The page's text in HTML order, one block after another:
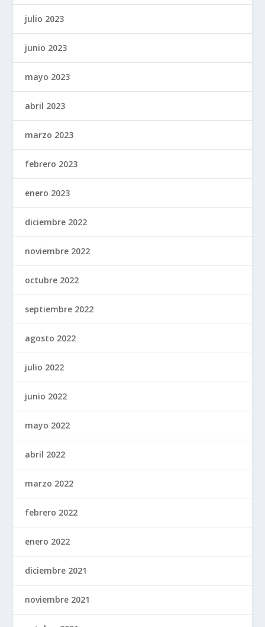
julio 2023
junio 2023
mayo 2023
abril 2023
marzo 2023
febrero 2023
enero 2023
diciembre 2022
noviembre 2022
octubre 2022
septiembre 2022
agosto 2022
julio 2022
junio 2022
mayo 2022
abril 2022
marzo 2022
febrero 2022
enero 2022
diciembre 2021
noviembre 2021